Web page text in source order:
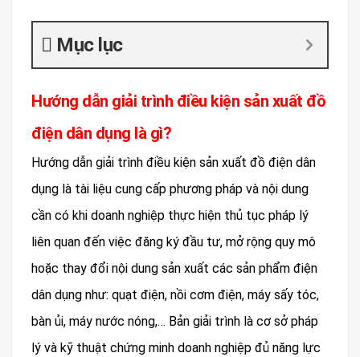
Mục lục
Hướng dẫn giải trình điều kiện sản xuất đồ
điện dân dụng là gì?
Hướng dẫn giải trình điều kiện sản xuất đồ điện dân
dụng là tài liệu cung cấp phương pháp và nội dung
cần có khi doanh nghiệp thực hiện thủ tục pháp lý
liên quan đến việc đăng ký đầu tư, mở rộng quy mô
hoặc thay đổi nội dung sản xuất các sản phẩm điện
dân dụng như: quạt điện, nồi cơm điện, máy sấy tóc,
bàn ủi, máy nước nóng,… Bản giải trình là cơ sở pháp
lý và kỹ thuật chứng minh doanh nghiệp đủ năng lực